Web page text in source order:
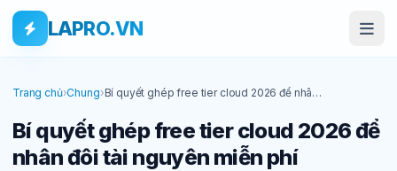
Skip to main content
Bỏ qua tới nội dung
LAPRO.VN
Trang chủ›Chung›Bí quyết ghép free tier cloud 2026 để nhân
Bí quyết ghép free tier cloud 2026 để
nhân đôi tài nguyên miễn phí